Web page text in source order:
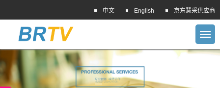
中文 English 京东慧采供应商